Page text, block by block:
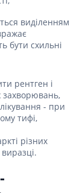
виділенням
бути схильні
рентген і
захворювань,
- при
тифі,
різних